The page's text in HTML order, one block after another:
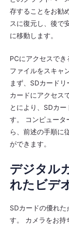
存することをお勧
スに復元し、後で
に移動します。
PCにアクセスで
ファイルをスキャ
まず、SDカード
カードにアクセス
とにより、SDカ
す。 コンピュータ
ら、前述の手順に
ができます。
デジタル
れたビデ
SDカードの優れ
す。 カメラをお持